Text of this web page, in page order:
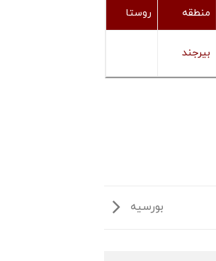
منطقه روستا
بیرجند
بورسیه